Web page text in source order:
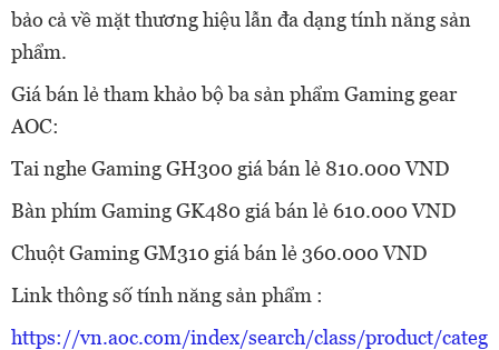
bảo cả về mặt thương hiệu lẫn đa dạng tính năng sản
phẩm.
Giá bán lẻ tham khảo bộ ba sản phẩm Gaming gear
AOC:
Tai nghe Gaming GH300 giá bán lẻ 810.000 VND
Bàn phím Gaming GK480 giá bán lẻ 610.000 VND
Chuột Gaming GM310 giá bán lẻ 360.000 VND
Link thông số tính năng sản phẩm :
https://vn.aoc.com/index/search/class/product/categ